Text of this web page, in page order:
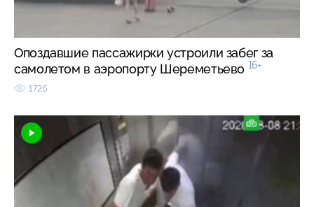
Опоздавшие пассажирки устроили забег за
самолетом в аэропорту Шереметьево 16+
1725